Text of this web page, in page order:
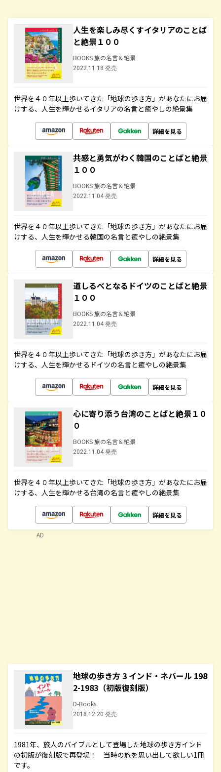
人生を楽しみ尽くすイタリアのことば
と絶景１００
BOOKS 旅の名言＆絶景
2022.11.18 発売
世界を４０年以上歩いてきた「地球の歩き方」があなたにお届
けする、人生を輝かせるイタリアの名言と癒やしの絶景集
詳細を見る
共感と勇気がわく韓国のことばと絶景
１００
BOOKS 旅の名言＆絶景
2022.11.04 発売
世界を４０年以上歩いてきた「地球の歩き方」があなたにお届
けする、人生を輝かせる韓国の名言と癒やしの絶景集
詳細を見る
道しるべとなるドイツのことばと絶景
１００
BOOKS 旅の名言＆絶景
2022.11.04 発売
世界を４０年以上歩いてきた「地球の歩き方」があなたにお届
けする、人生を輝かせるドイツの名言と癒やしの絶景集
詳細を見る
心に寄り添う台湾のことばと絶景１０
０
BOOKS 旅の名言＆絶景
2022.11.04 発売
世界を４０年以上歩いてきた「地球の歩き方」があなたにお届
けする、人生を輝かせる台湾の名言と癒やしの絶景集
詳細を見る
地球の歩き方 3 インド・ネパール 198
2-1983（初版復刻版）
D-Books
2018.12.20 発売
1981年、旅人のバイブルとして登場した地球の歩き方インド
の初版が復刻版で再登場！ 当時の旅を思い出して欲しい1冊
です。
AD